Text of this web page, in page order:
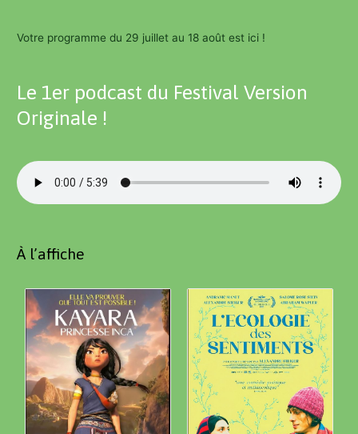
Votre programme du 29 juillet au 18 août est ici !
Le 1er podcast du Festival Version
Originale !
À l’affiche